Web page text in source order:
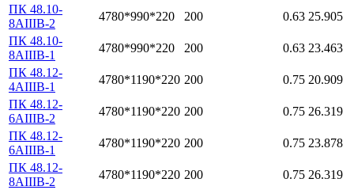
ПК 48.10-
8АIIIВ-2
4780*990*220 200 0.63 25.905
ПК 48.10-
8АIIIВ-1
4780*990*220 200 0.63 23.463
ПК 48.12-
4АIIIВ-1
4780*1190*220 200 0.75 20.909
ПК 48.12-
6АIIIВ-2
4780*1190*220 200 0.75 26.319
ПК 48.12-
6АIIIВ-1
4780*1190*220 200 0.75 23.878
ПК 48.12-
8АIIIВ-2
4780*1190*220 200 0.75 26.319